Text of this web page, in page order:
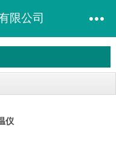
限公司
仪